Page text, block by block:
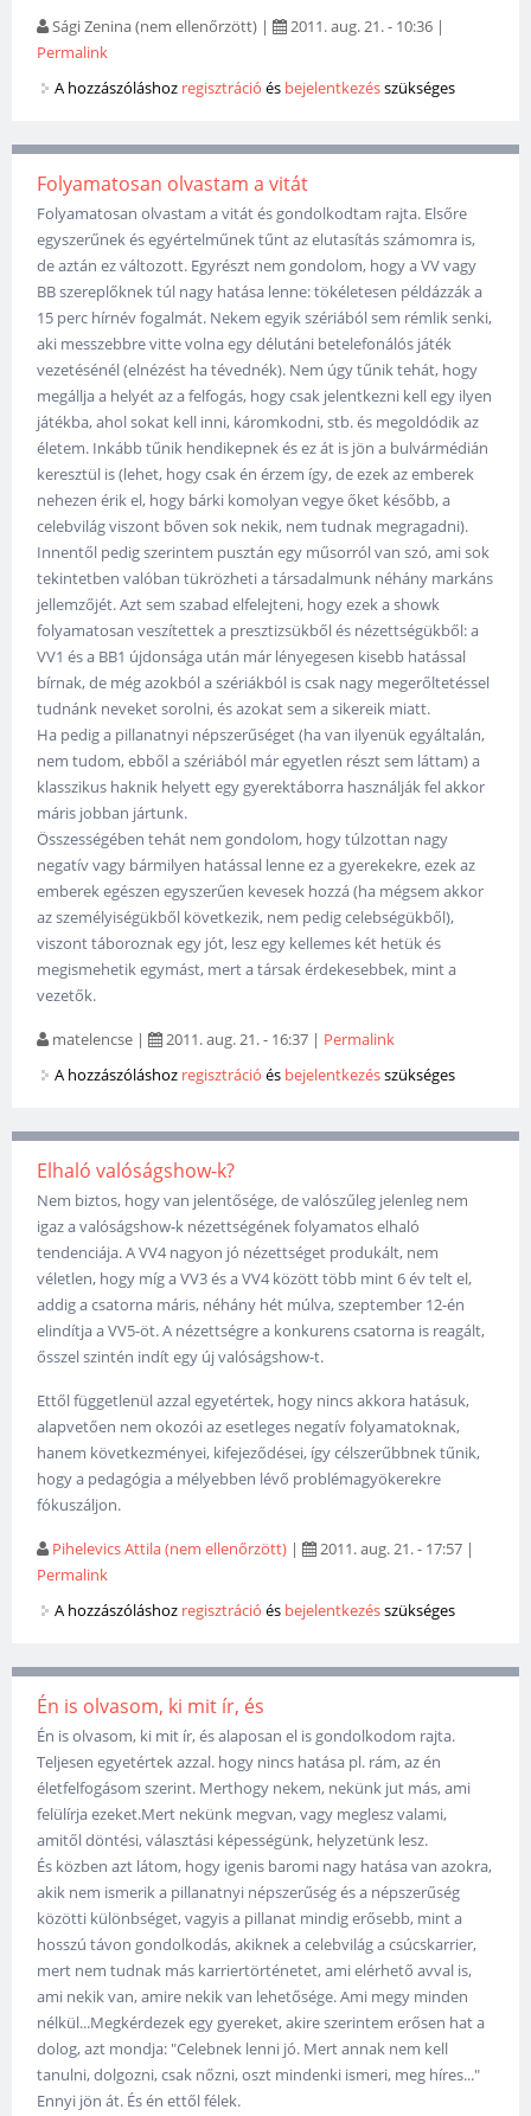
Sági Zenina (nem ellenőrzött) | 2011. aug. 21. - 10:36 |
Permalink
A hozzászóláshoz regisztráció és bejelentkezésszükséges
Folyamatosan olvastam a vitát
Folyamatosan olvastam a vitát és gondolkodtam rajta. Elsőre
egyszerűnek és egyértelműnek tűnt az elutasítás számomra is,
de aztán ez változott. Egyrészt nem gondolom, hogy a VV vagy
BB szereplőknek túl nagy hatása lenne: tökéletesen példázzák a
15 perc hírnév fogalmát. Nekem egyik szériából sem rémlik senki,
aki messzebbre vitte volna egy délutáni betelefonálós játék
vezetésénél (elnézést ha tévednék). Nem úgy tűnik tehát, hogy
megállja a helyét az a felfogás, hogy csak jelentkezni kell egy ilyen
játékba, ahol sokat kell inni, káromkodni, stb. és megoldódik az
életem. Inkább tűnik hendikepnek és ez át is jön a bulvármédián
keresztül is (lehet, hogy csak én érzem így, de ezek az emberek
nehezen érik el, hogy bárki komolyan vegye őket később, a
celebvilág viszont bőven sok nekik, nem tudnak megragadni).
Innentől pedig szerintem pusztán egy műsorról van szó, ami sok
tekintetben valóban tükrözheti a társadalmunk néhány markáns
jellemzőjét. Azt sem szabad elfelejteni, hogy ezek a showk
folyamatosan veszítettek a presztizsükből és nézettségükből: a
VV1 és a BB1 újdonsága után már lényegesen kisebb hatással
bírnak, de még azokból a szériákból is csak nagy megerőltetéssel
tudnánk neveket sorolni, és azokat sem a sikereik miatt.
Ha pedig a pillanatnyi népszerűséget (ha van ilyenük egyáltalán,
nem tudom, ebből a szériából már egyetlen részt sem láttam) a
klasszikus haknik helyett egy gyerektáborra használják fel akkor
máris jobban jártunk.
Összességében tehát nem gondolom, hogy túlzottan nagy
negatív vagy bármilyen hatással lenne ez a gyerekekre, ezek az
emberek egészen egyszerűen kevesek hozzá (ha mégsem akkor
az személyiségükből következik, nem pedig celebségükből),
viszont táboroznak egy jót, lesz egy kellemes két hetük és
megismehetik egymást, mert a társak érdekesebbek, mint a
vezetők.
matelencse | 2011. aug. 21. - 16:37 | Permalink
A hozzászóláshoz regisztráció és bejelentkezésszükséges
Elhaló valóságshow-k?
Nem biztos, hogy van jelentősége, de valószűleg jelenleg nem
igaz a valóságshow-k nézettségének folyamatos elhaló
tendenciája. A VV4 nagyon jó nézettséget produkált, nem
véletlen, hogy míg a VV3 és a VV4 között több mint 6 év telt el,
addig a csatorna máris, néhány hét múlva, szeptember 12-én
elindítja a VV5-öt. A nézettségre a konkurens csatorna is reagált,
ősszel szintén indít egy új valóságshow-t.
Ettől függetlenül azzal egyetértek, hogy nincs akkora hatásuk,
alapvetően nem okozói az esetleges negatív folyamatoknak,
hanem következményei, kifejeződései, így célszerűbbnek tűnik,
hogy a pedagógia a mélyebben lévő problémagyökerekre
fókuszáljon.
Pihelevics Attila (nem ellenőrzött) | 2011. aug. 21. - 17:57 |
Permalink
A hozzászóláshoz regisztráció és bejelentkezésszükséges
Én is olvasom, ki mit ír, és
Én is olvasom, ki mit ír, és alaposan el is gondolkodom rajta.
Teljesen egyetértek azzal. hogy nincs hatása pl. rám, az én
életfelfogásom szerint. Merthogy nekem, nekünk jut más, ami
felülírja ezeket.Mert nekünk megvan, vagy meglesz valami,
amitől döntési, választási képességünk, helyzetünk lesz.
És közben azt látom, hogy igenis baromi nagy hatása van azokra,
akik nem ismerik a pillanatnyi népszerűség és a népszerűség
közötti különbséget, vagyis a pillanat mindig erősebb, mint a
hosszú távon gondolkodás, akiknek a celebvilág a csúcskarrier,
mert nem tudnak más karriertörténetet, ami elérhető avval is,
ami nekik van, amire nekik van lehetősége. Ami megy minden
nélkül...Megkérdezek egy gyereket, akire szerintem erősen hat a
dolog, azt mondja: "Celebnek lenni jó. Mert annak nem kell
tanulni, dolgozni, csak nőzni, oszt mindenki ismeri, meg híres..."
Ennyi jön át. És én ettől félek.